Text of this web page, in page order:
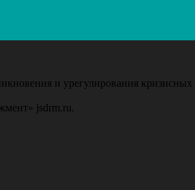
и урегулирования
jsdrm.ru.